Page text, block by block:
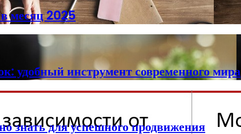
месяц 2025
удобный инструмент современного мира
знать для успешного продвижения